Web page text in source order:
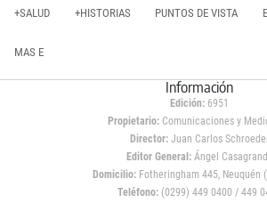
+SALUD +HISTORIAS PUNTOS DE VISTA
MAS E
Información
Edición: 6951
Propietario:Comunicaciones y
Director: Juan Carlos
Editor General:Ángel
Domicilio:Fotheringham 445, Neuquén
Teléfono: (0299) 449 0400 / 449